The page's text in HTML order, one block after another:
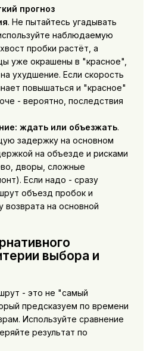
прогноз
. Не пытайтесь угадывать
наблюдаемую
пробки растёт, а
уже окрашены в "красное",
ухудшение. Если скорость
повышаться и "красное"
- вероятно, последствия
ждать или объезжать.
задержку на основном
на объезде и рисками
дворы, сложные
Если надо - сразу
объезд пробок и
возврата на основной
выбора и
- это не "самый
предсказуем по времени
Используйте сравнение
результат по